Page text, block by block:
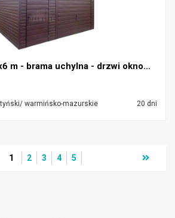
m - brama uchylna - drzwi okno...
warmińsko-mazurskie 20 dni
1 2 3 4 5